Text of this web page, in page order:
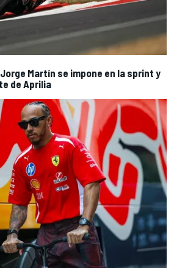
Martín se impone en la sprint y
de Aprilia